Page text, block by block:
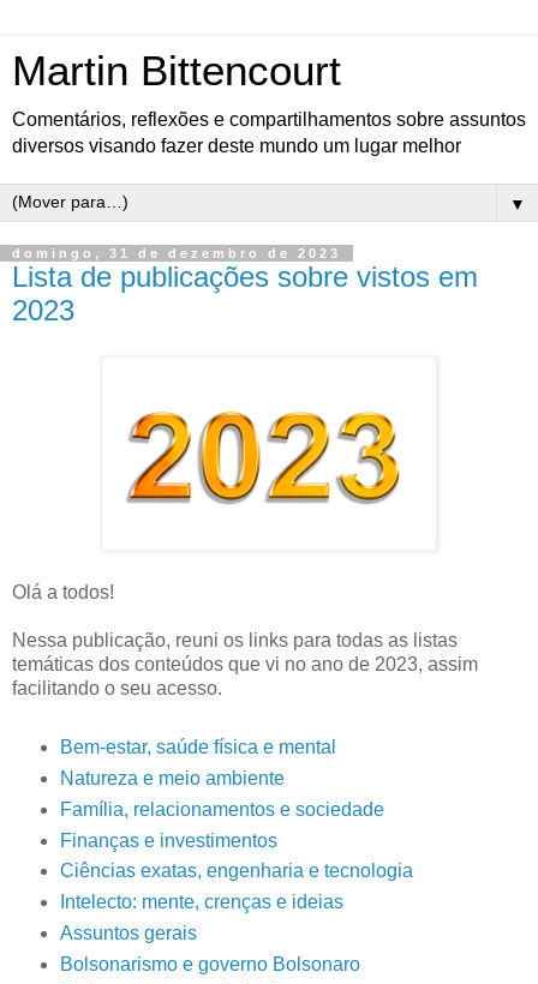
Martin Bittencourt
Comentários, reflexões e compartilhamentos sobre assuntos
diversos visando fazer deste mundo um lugar melhor
▼
domingo, 31 de dezembro de 2023
Lista de publicações sobre vistos em
2023
Olá a todos!
Nessa publicação, reuni os links para todas as listas
temáticas dos conteúdos que vi no ano de 2023, assim
facilitando o seu acesso.
Bem-estar, saúde física e mental
Natureza e meio ambiente
Família, relacionamentos e sociedade
Finanças e investimentos
Ciências exatas, engenharia e tecnologia
Intelecto: mente, crenças e ideias
Assuntos gerais
Bolsonarismo e governo Bolsonaro